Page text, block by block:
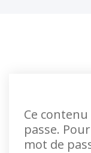
Ce
passe.
mot de